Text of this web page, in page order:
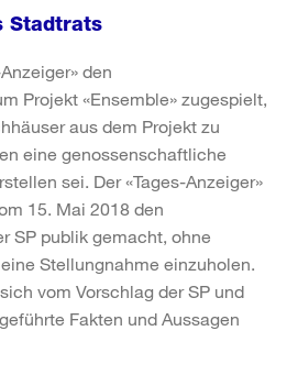
Stadtrats
den
Projekt «Ensemble» zugespielt,
aus dem Projekt zu
eine genossenschaftliche
sei. Der «Tages-Anzeiger»
15. Mai 2018 den
SP publik gemacht, ohne
Stellungnahme einzuholen.
vom Vorschlag der SP und
Fakten und Aussagen